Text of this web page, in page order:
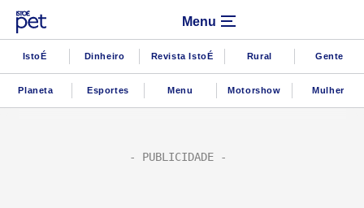
Menu
IstoÉ Dinheiro Revista IstoÉ Rural Gente
Planeta Esportes Menu Motorshow Mulher